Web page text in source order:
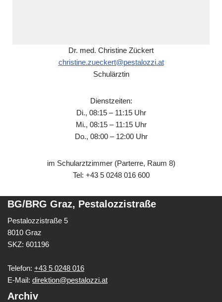
Dr. med. Christine Zückert
christine.zueckert@pestalozzi.at
Schulärztin
Dienstzeiten:
Di., 08:15 – 11:15 Uhr
Mi., 08:15 – 11:15 Uhr
Do., 08:00 – 12:00 Uhr
im Schularztzimmer (Parterre, Raum 8)
Tel: +43 5 0248 016 600
BG/BRG Graz, Pestalozzistraße
Pestalozzistraße 5
8010 Graz
SKZ: 601196
Telefon: +43 5 0248 016
E-Mail: direktion@pestalozzi.at
Archiv